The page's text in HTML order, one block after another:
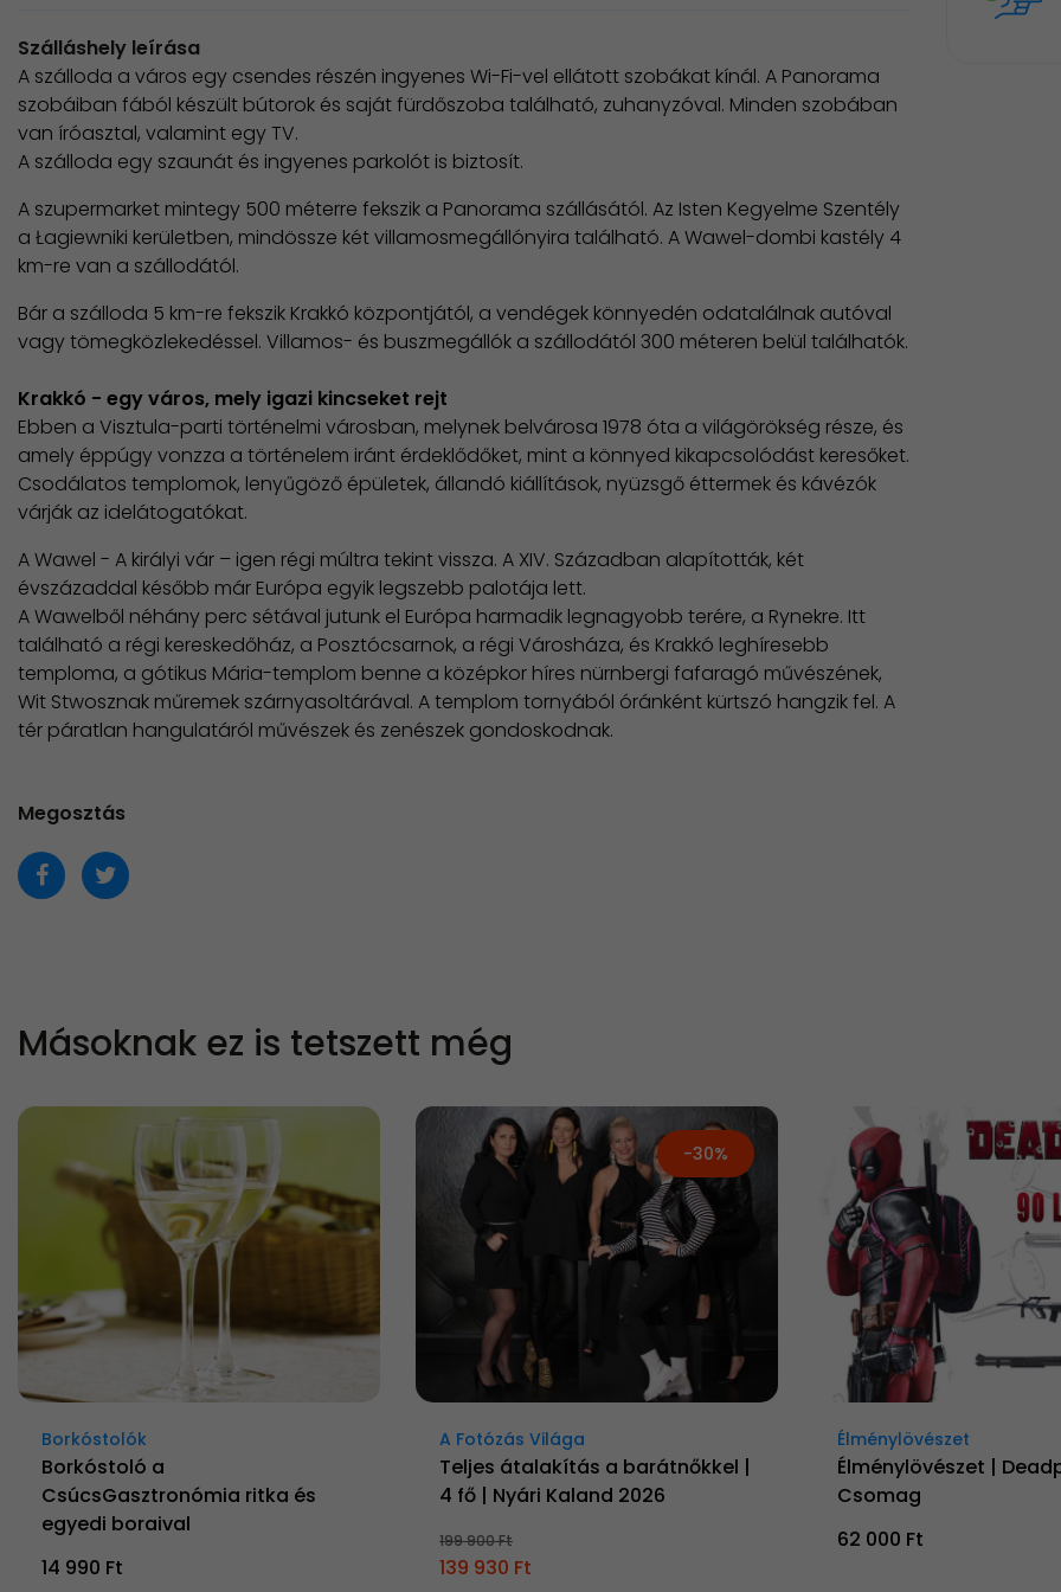
Szálláshely leírása
A szálloda a város egy csendes részén ingyenes Wi-Fi-vel ellátott szobákat kínál. A Panorama
szobáiban fából készült bútorok és saját fürdőszoba található, zuhanyzóval. Minden szobában
van íróasztal, valamint egy TV.
​A szálloda egy szaunát és ingyenes parkolót is biztosít.
A szupermarket mintegy 500 méterre fekszik a Panorama szállásától. Az Isten Kegyelme Szentély
a Łagiewniki kerületben, mindössze két villamosmegállónyira található. A Wawel-dombi kastély 4
km-re van a szállodától.
Bár a szálloda 5 km-re fekszik Krakkó központjától, a vendégek könnyedén odatalálnak autóval
vagy tömegközlekedéssel. Villamos- és buszmegállók a szállodától 300 méteren belül találhatók.
Krakkó - egy város, mely igazi kincseket rejt
Ebben a Visztula-parti történelmi városban, melynek belvárosa 1978 óta a világörökség része, és
amely éppúgy vonzza a történelem iránt érdeklődőket, mint a könnyed kikapcsolódást keresőket.
Csodálatos templomok, lenyűgöző épületek, állandó kiállítások, nyüzsgő éttermek és kávézók
várják az idelátogatókat.
A Wawel - A királyi vár – igen régi múltra tekint vissza. A XIV. Században alapították, két
évszázaddal később már Európa egyik legszebb palotája lett.
A Wawelből néhány perc sétával jutunk el Európa harmadik legnagyobb terére, a Rynekre. Itt
található a régi kereskedőház, a Posztócsarnok, a régi Városháza, és Krakkó leghíresebb
temploma, a gótikus Mária-templom benne a középkor híres nürnbergi fafaragó művészének,
Wit Stwosznak műremek szárnyasoltárával. A templom tornyából óránként kürtszó hangzik fel. A
tér páratlan hangulatáról művészek és zenészek gondoskodnak.
Megosztás
Másoknak ez is tetszett még
Borkóstolók
Borkóstoló a
CsúcsGasztronómia ritka és
egyedi boraival
14 990 Ft
-30%
A Fotózás Világa
Teljes átalakítás a barátnőkkel |
4 fő | Nyári Kaland 2026
199 900 Ft
139 930 Ft
Élménylövészet
Élménylövészet |
Csomag
62 000 Ft